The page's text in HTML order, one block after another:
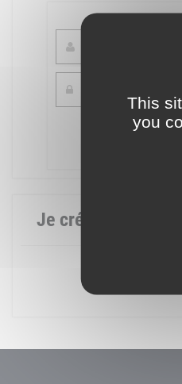
This
you
Je crée mon compte